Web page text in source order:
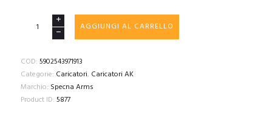
monofilare
Arms
Ak
175bb
quantità
AGGIUNGI AL CARRELLO
COD: 5902543971913
Categorie: Caricatori, Caricatori AK
Marchio: Specna Arms
Product ID: 5877